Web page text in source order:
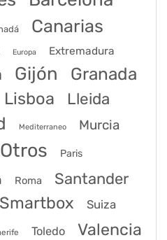
Canarias
Europa Extremadura
Gijón Granada
Lisboa Lleida
Mediterraneo Murcia
Otros Paris
Roma Santander
Smartbox Suiza
Toledo Valencia